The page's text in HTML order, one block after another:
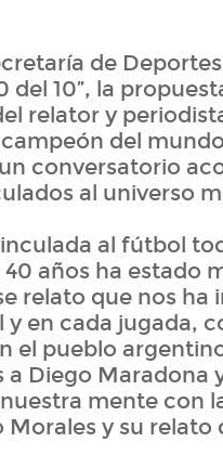
de
del 10”, la
relator y
del
conversatorio
al universo
al fútbol
años ha estado
relato que nos ha
en cada jugada,
el pueblo
Diego Maradona
mente con
y su relato